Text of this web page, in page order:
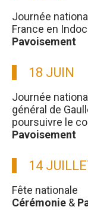
Journée
France en
Pavoisement
18 JUIN
Journée
général de
poursuivre le
Pavoisement
14
Fête nationale
Cérémonie &